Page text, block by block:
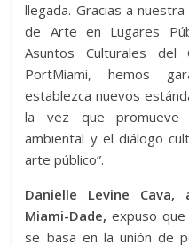
llegada. Gracias a
de Arte en Lugares
Asuntos Culturales del
PortMiami, hemos
establezca nuevos
la vez que promueve
ambiental y el diálogo
arte público”.
Danielle Levine Cava,
Miami-Dade, expuso
se basa en la unión de